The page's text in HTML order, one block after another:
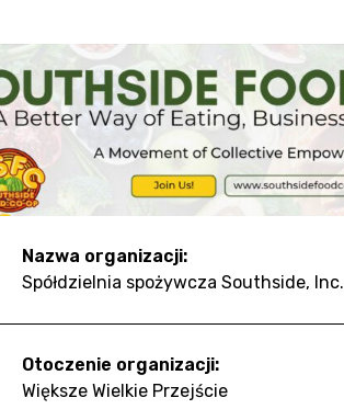
Nazwa organizacji:
Spółdzielnia spożywcza Southside, Inc.
Otoczenie organizacji:
Większe Wielkie Przejście